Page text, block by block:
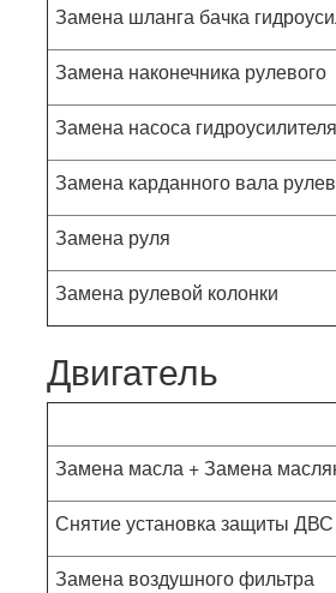
Замена шланга бачка
Замена наконечника рулевого
Замена насоса
Замена карданного вала
Замена руля
Замена рулевой колонки
Двигатель
Замена масла + Замена
Снятие установка защиты ДВС
Замена воздушного фильтра